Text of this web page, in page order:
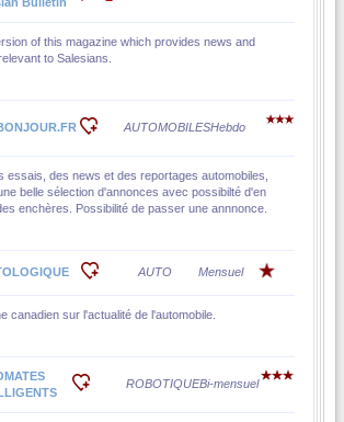
of this magazine which provides news and
to Salesians.
AUTOMOBILESHebdo
essais, des news et des reportages automobiles,
belle sélection d'annonces avec possibilté d'en
enchères. Possibilité de passer une annnonce.
AUTO Mensuel
canadien sur l'actualité de l'automobile.
ROBOTIQUEBi-mensuel